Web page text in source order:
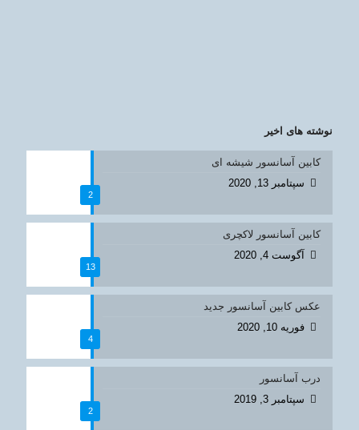
نوشته های اخیر
2
کابین آسانسور شیشه ای
سپتامبر 13, 2020
13
کابین آسانسور لاکچری
آگوست 4, 2020
4
عکس کابین آسانسور جدید
فوریه 10, 2020
2
درب آسانسور
سپتامبر 3, 2019